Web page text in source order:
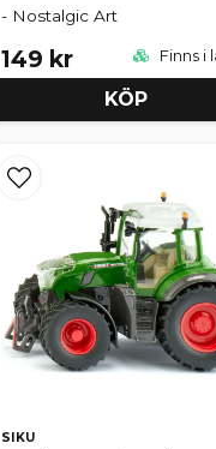
- Nostalgic Art
149 kr Finns i
KÖP
SIKU